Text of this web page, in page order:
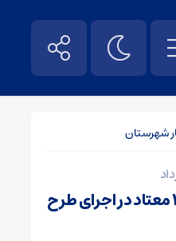
شهرستان
دستگیری ۵ سارق و ۲۵ معتاد در اجرای طرح